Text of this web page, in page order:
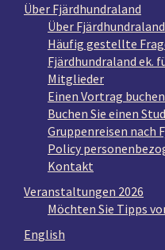
Über Fjärdhundraland
Über Fjärdhundraland
Häufig gestellte
Fjärdhundraland ek.
Mitglieder
Einen Vortrag buchen
Buchen Sie einen
Gruppenreisen nach
Policy
Kontakt
Veranstaltungen 2026
Möchten Sie Tipps
English